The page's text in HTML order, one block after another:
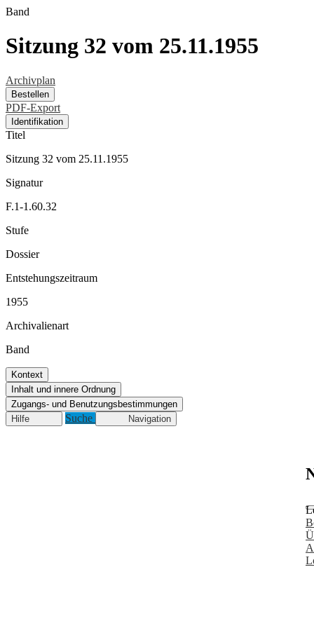
Band
Sitzung 32 vom 25.11.1955
Archivplan
Bestellen
PDF-Export
Identifikation
Titel
Sitzung 32 vom 25.11.1955
Signatur
F.1-1.60.32
Stufe
Dossier
Entstehungszeitraum
1955
Archivalienart
Band
Kontext
Inhalt und innere Ordnung
Zugangs- und Benutzungsbestimmungen
Hilfe
Suche Navigation